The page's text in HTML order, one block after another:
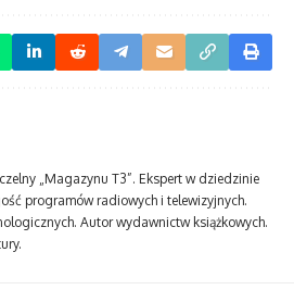
„Magazynu T3”. Ekspert w dziedzinie
programów radiowych i telewizyjnych.
Autor wydawnictw książkowych.